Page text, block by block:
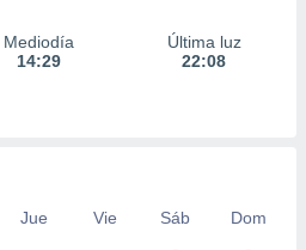
Mediodía
14:29
Última luz
22:08
Jue Vie Sáb
Dom